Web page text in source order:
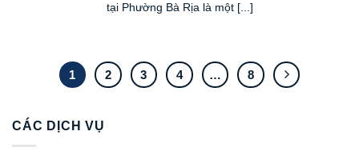
tại Phường Bà Rịa là một [...]
1 2 3 4 … 8
CÁC DỊCH VỤ